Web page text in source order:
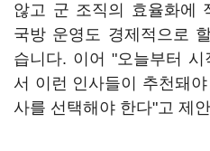
않고 군 조직의 효율화에
국방 운영도 경제적으로
습니다. 이어 "오늘부터 시
서 이런 인사들이 추천돼
사를 선택해야 한다"고 제